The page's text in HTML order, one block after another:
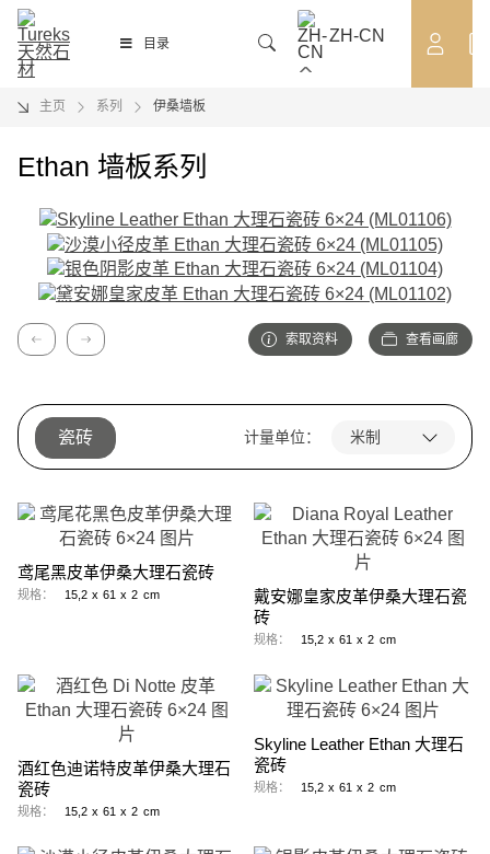
目录 ZH-CN
OUTLET
主页 系列 伊桑墙板
Ethan 墙板系列
上一篇 下一篇
索取资料 查看画廊
瓷砖 计量单位：
鸢尾黑皮革伊桑大理石瓷砖
规格： 15,2 x 61 x 2 cm
戴安娜皇家皮革伊桑大理石瓷
砖
规格： 15,2 x 61 x 2 cm
酒红色迪诺特皮革伊桑大理石
瓷砖
规格： 15,2 x 61 x 2 cm
Skyline Leather Ethan 大理石
瓷砖
规格： 15,2 x 61 x 2 cm